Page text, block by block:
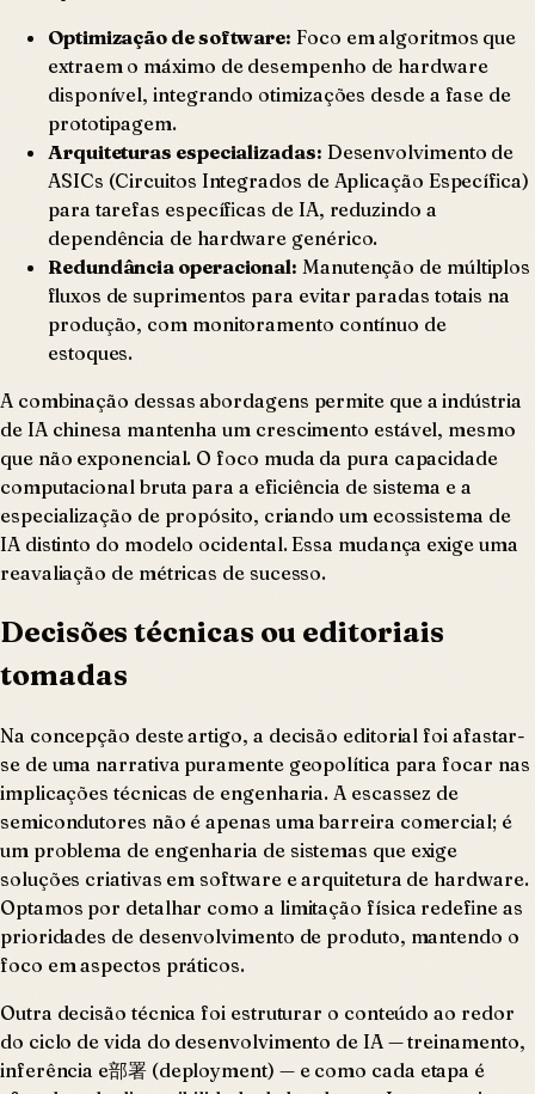
Optimização de software: Foco em algoritmos que
extraem o máximo de desempenho de hardware
disponível, integrando otimizações desde a fase de
prototipagem.
Arquiteturas especializadas: Desenvolvimento de
ASICs (Circuitos Integrados de Aplicação Específica)
para tarefas específicas de IA, reduzindo a
dependência de hardware genérico.
Redundância operacional: Manutenção de múltiplos
fluxos de suprimentos para evitar paradas totais na
produção, com monitoramento contínuo de
estoques.
A combinação dessas abordagens permite que a indústria
de IA chinesa mantenha um crescimento estável, mesmo
que não exponencial. O foco muda da pura capacidade
computacional bruta para a eficiência de sistema e a
especialização de propósito, criando um ecossistema de
IA distinto do modelo ocidental. Essa mudança exige uma
reavaliação de métricas de sucesso.
Decisões técnicas ou editoriais
tomadas
Na concepção deste artigo, a decisão editorial foi afastar-
se de uma narrativa puramente geopolítica para focar nas
implicações técnicas de engenharia. A escassez de
semicondutores não é apenas uma barreira comercial; é
um problema de engenharia de sistemas que exige
soluções criativas em software e arquitetura de hardware.
Optamos por detalhar como a limitação física redefine as
prioridades de desenvolvimento de produto, mantendo o
foco em aspectos práticos.
Outra decisão técnica foi estruturar o conteúdo ao redor
do ciclo de vida do desenvolvimento de IA — treinamento,
inferência e部署 (deployment) — e como cada etapa é